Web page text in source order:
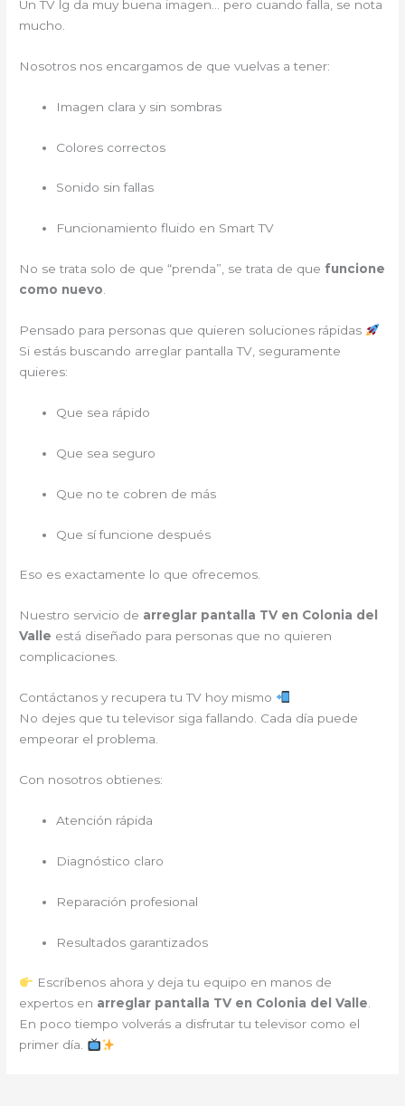
Un TV lg da muy buena imagen… pero cuando falla, se nota
mucho.
Nosotros nos encargamos de que vuelvas a tener:
Imagen clara y sin sombras
Colores correctos
Sonido sin fallas
Funcionamiento fluido en Smart TV
No se trata solo de que “prenda”, se trata de que funcione
como nuevo
Pensado para personas que quieren soluciones rápidas
Si estás buscando arreglar pantalla TV, seguramente
quieres:
Que sea rápido
Que sea seguro
Que no te cobren de más
Que sí funcione después
Eso es exactamente lo que ofrecemos.
Nuestro servicio de arreglar pantalla TV en Colonia del
Valle está diseñado para personas que no quieren
complicaciones.
Contáctanos y recupera tu TV hoy mismo
No dejes que tu televisor siga fallando. Cada día puede
empeorar el problema.
Con nosotros obtienes:
Atención rápida
Diagnóstico claro
Reparación profesional
Resultados garantizados
Escríbenos ahora y deja tu equipo en manos de
expertos en arreglar pantalla TV en Colonia del Valle.
En poco tiempo volverás a disfrutar tu televisor como el
primer día.